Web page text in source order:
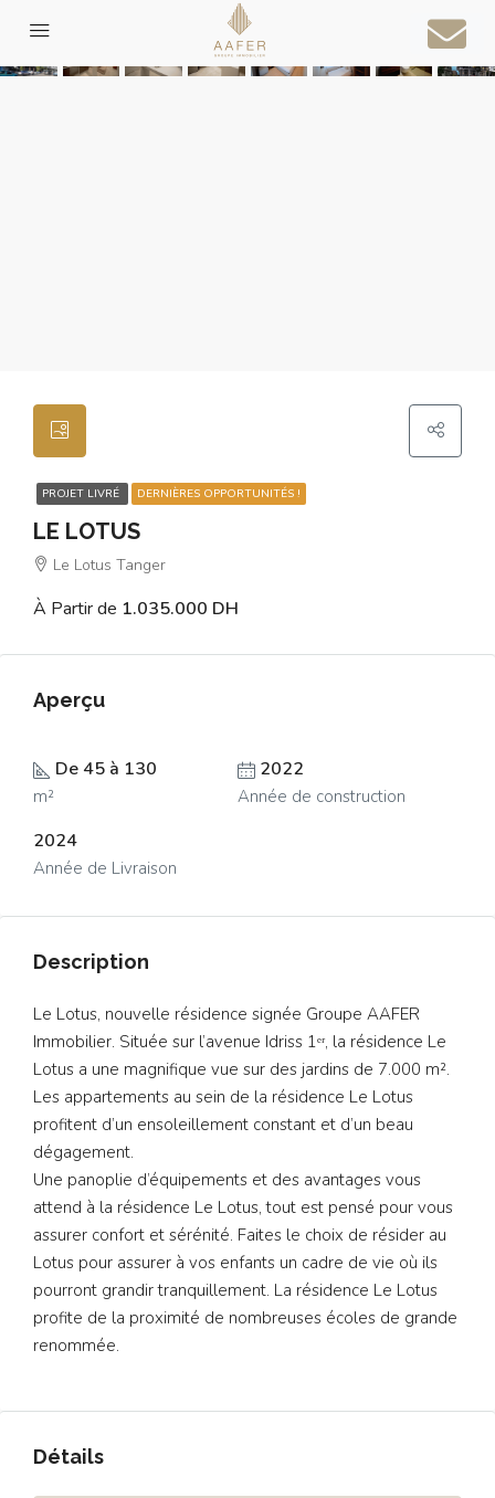
PROJET LIVRÉ DERNIÈRES OPPORTUNITÉS !
LE LOTUS
Le Lotus Tanger
À Partir de 1.035.000 DH
Aperçu
De 45 à 130
m²
2022
Année de construction
2024
Année de Livraison
Description
Le Lotus, nouvelle résidence signée Groupe AAFER
Immobilier. Située sur l’avenue Idriss 1ᵉʳ, la résidence Le
Lotus a une magnifique vue sur des jardins de 7.000 m².
Les appartements au sein de la résidence Le Lotus
profitent d’un ensoleillement constant et d’un beau
dégagement.
Une panoplie d’équipements et des avantages vous
attend à la résidence Le Lotus, tout est pensé pour vous
assurer confort et sérénité. Faites le choix de résider au
Lotus pour assurer à vos enfants un cadre de vie où ils
pourront grandir tranquillement. La résidence Le Lotus
profite de la proximité de nombreuses écoles de grande
renommée.
Détails